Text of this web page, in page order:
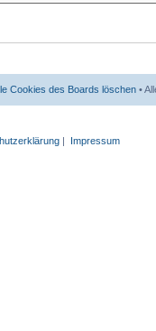
Cookies des Boards löschen •
| Impressum